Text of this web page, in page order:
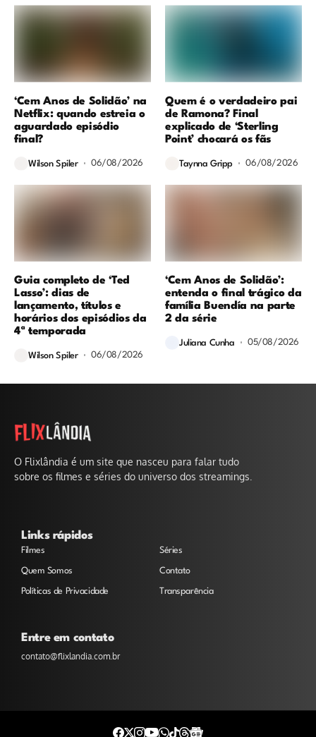
‘Cem Anos de Solidão’ na
Netflix: quando estreia o
aguardado episódio
final?
Wilson Spiler 06/08/2026
Quem é o verdadeiro pai
de Ramona? Final
explicado de ‘Sterling
Point’ chocará os fãs
Taynna Gripp 06/08/2026
Guia completo de ‘Ted
Lasso’: dias de
lançamento, títulos e
horários dos episódios da
4ª temporada
Wilson Spiler 06/08/2026
‘Cem Anos de Solidão’:
entenda o final trágico da
família Buendía na parte
2 da série
Juliana Cunha 05/08/2026
O Flixlândia é um site que nasceu para falar tudo
sobre os filmes e séries do universo dos streamings.
Links rápidos
Filmes Séries
Quem Somos Contato
Políticas de Privacidade Transparência
Entre em contato
contato@flixlandia.com.br